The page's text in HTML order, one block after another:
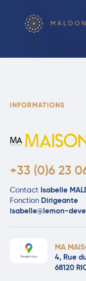
INFORMATIONS
+33 (0)6 23
Contact Isabelle
Fonction Dirigeante
isabelle@lemon-
MA
4, Rue
68120